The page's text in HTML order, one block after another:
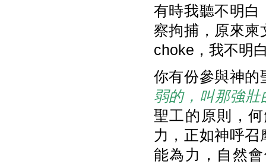
有時我聽不明白
察拘捕，原來柬
choke，我不明
你有份參與神的
弱的，叫那強壯
聖工的原則，
力，正如神呼
能為力，自然